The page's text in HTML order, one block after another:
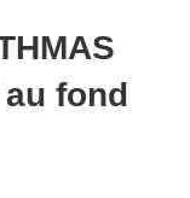
fond